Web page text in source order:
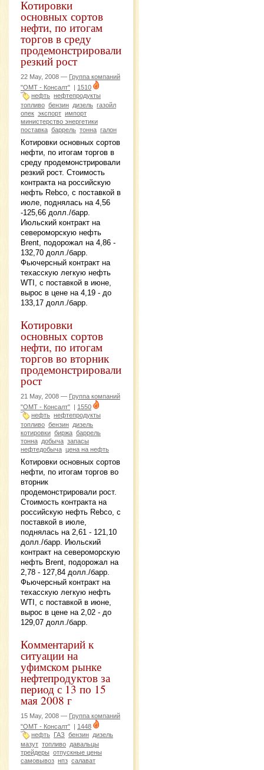
Котировки
основных сортов
нефти, по итогам
торгов в среду
продемонстрировали
резкий рост
22 May, 2008 — Группа компаний
"ОМТ - Консалт" | 1510
нефть нефтепродукты
топливо бензин дизель газойл
опек экспорт импорт
министерство энергетики
поставка баррель тонна галон
Котировки основных сортов
нефти, по итогам торгов в
среду продемонстрировали
резкий рост. Стоимость
контракта на российскую
нефть Rebco, с поставкой в
июле, поднялась на 4,56
-125,66 долл./барр.
Июльский контракт на
североморскую нефть
Brent, подорожал на 4,86 -
132,70 долл./барр.
Фьючерсный контракт на
техасскую легкую нефть
WTI, с поставкой в июне,
вырос в цене на 4,19 - до
133,17 долл./барр.
Котировки
основных сортов
нефти, по итогам
торгов во вторник
продемонстрировали
рост
21 May, 2008 — Группа компаний
"ОМТ - Консалт" | 1550
нефть нефтепродукты
топливо бензин дизель
котировки биржа баррель
тонна добыча запасы
нефтедобыча цена на нефть
Котировки основных сортов
нефти, по итогам торгов во
вторник
продемонстрировали рост.
Стоимость контракта на
российскую нефть Rebco, с
поставкой в июле,
поднялась на 2,61 - 121,10
долл./барр. Июльский
контракт на североморскую
нефть Brent, подорожал на
2,78 - 127,84 долл./барр.
Фьючерсный контракт на
техасскую легкую нефть
WTI, с поставкой в июне,
вырос в цене на 2,02 - до
129,07 долл./барр.
Комментарий к
ситуации на
уфимском рынке
нефтепродуктов за
период с 13 по 15
мая 2008 г
15 May, 2008 — Группа компаний
"ОМТ - Консалт" | 1448
нефть ГАЗ бензин дизель
мазут топливо давальцы
трейдеры отпускные цены
самовывоз нпз салават